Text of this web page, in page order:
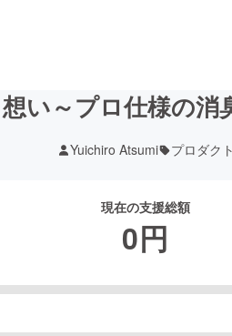
い～プロ仕様の
Yuichiro Atsumi プロダクト
現在の支援総額
0円